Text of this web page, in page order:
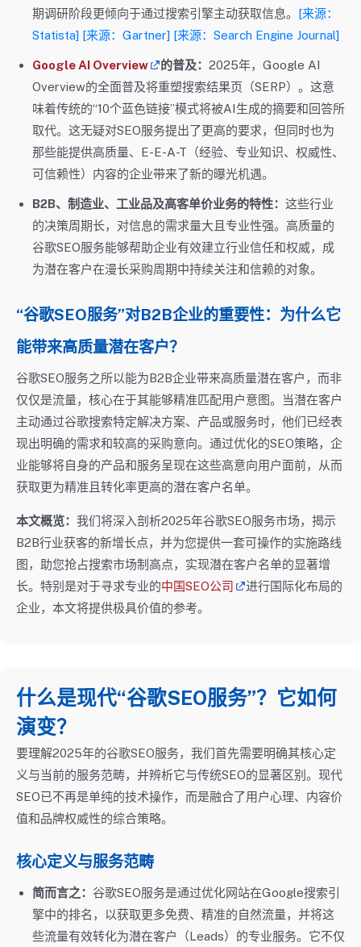
期调研阶段更倾向于通过搜索引擎主动获取信息。 [来源：
Statista] [来源：Gartner] [来源：Search Engine Journal]
Google AI Overview 的普及：2025年，Google AI
Overview的全面普及将重塑搜索结果页（SERP）。这意
味着传统的“10个蓝色链接”模式将被AI生成的摘要和回答所
取代。这无疑对SEO服务提出了更高的要求，但同时也为
那些能提供高质量、E-E-A-T（经验、专业知识、权威性、
可信赖性）内容的企业带来了新的曝光机遇。
B2B、制造业、工业品及高客单价业务的特性： 这些行业
的决策周期长，对信息的需求量大且专业性强。高质量的
谷歌SEO服务能够帮助企业有效建立行业信任和权威，成
为潜在客户在漫长采购周期中持续关注和信赖的对象。
“谷歌SEO服务”对B2B企业的重要性：为什么它
能带来高质量潜在客户？
谷歌SEO服务之所以能为B2B企业带来高质量潜在客户，而非
仅仅是流量，核心在于其能够精准匹配用户意图。当潜在客户
主动通过谷歌搜索特定解决方案、产品或服务时，他们已经表
现出明确的需求和较高的采购意向。通过优化的SEO策略，企
业能够将自身的产品和服务呈现在这些高意向用户面前，从而
获取更为精准且转化率更高的潜在客户名单。
本文概览： 我们将深入剖析2025年谷歌SEO服务市场，揭示
B2B行业获客的新增长点，并为您提供一套可操作的实施路线
图，助您抢占搜索市场制高点，实现潜在客户名单的显著增
长。特别是对于寻求专业的中国SEO公司
进行国际化布局的
企业，本文将提供极具价值的参考。
什么是现代“谷歌SEO服务”？它如何
演变？
要理解2025年的谷歌SEO服务，我们首先需要明确其核心定
义与当前的服务范畴，并辨析它与传统SEO的显著区别。现代
SEO已不再是单纯的技术操作，而是融合了用户心理、内容价
值和品牌权威性的综合策略。
核心定义与服务范畴
简而言之： 谷歌SEO服务是通过优化网站在Google搜索引
擎中的排名，以获取更多免费、精准的自然流量，并将这
些流量有效转化为潜在客户（Leads）的专业服务。它不仅